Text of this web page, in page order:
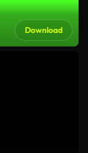
Download